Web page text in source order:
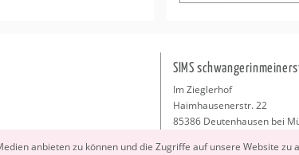
an­bie­ten zu kön­nen und die Zu­grif­fe auf un­se­re Web­site zu
SIMS
Im Zieglerhof
Haimhausenerstr. 22
85386 Deutenhausen bei